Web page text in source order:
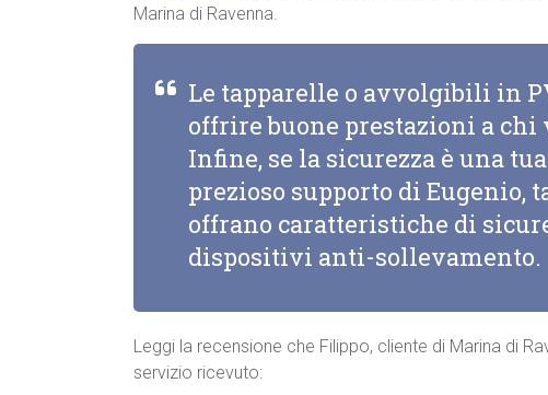
Marina di Ravenna.
Le tapparelle o avvolgibili in
offrire buone prestazioni a chi
Infine, se la sicurezza è una
prezioso supporto di Eugenio,
offrano caratteristiche di
dispositivi anti-sollevamento.
Leggi la recensione che Filippo, cliente di Marina di
servizio ricevuto: